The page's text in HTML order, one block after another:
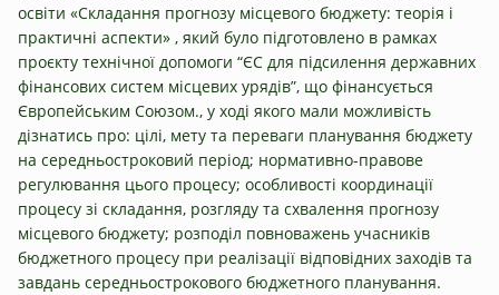
освіти «Складання прогнозу місцевого бюджету: теорія і
практичні аспекти» , який було підготовлено в рамках
проєкту технічної допомоги “ЄС для підсилення державних
фінансових систем місцевих урядів”, що фінансується
Європейським Союзом., у ході якого мали можливість
дізнатись про: цілі, мету та переваги планування бюджету
на середньостроковий період; нормативно-правове
регулювання цього процесу; особливості координації
процесу зі складання, розгляду та схвалення прогнозу
місцевого бюджету; розподіл повноважень учасників
бюджетного процесу при реалізації відповідних заходів та
завдань середньострокового бюджетного планування.